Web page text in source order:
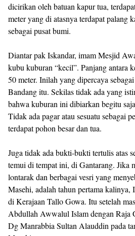
dicirikan oleh batuan kapur tua,
meter yang di atasnya terdapat palang
sebagai pusat bumi.
Diantar pak Iskandar, imam Mesjid
kubu kuburan “kecil”. Panjang antara
50 meter. Inilah yang dipercaya
Bandang itu. Sekilas tidak ada yang
bahwa kuburan ini dibiarkan begitu
Tidak ada pagar atau sesuatu sebagai
terdapat pohon besar dan tua.
Juga tidak ada bukti-bukti tertulis atas
temui di tempat ini, di Gantarang. Jika
lontarak dan berbagai vesri yang
Masehi, adalah tahun pertama kalinya,
di Kerajaan Tallo Gowa. Itu setelah
Abdullah Awwalul Islam dengan Raja
Dg Manrabbia Sultan Alauddin pada